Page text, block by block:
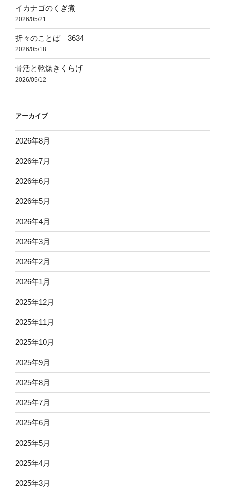
イカナゴのくぎ煮
2026/05/21
折々のことば 3634
2026/05/18
骨活と乾燥きくらげ
2026/05/12
アーカイブ
2026年8月
2026年7月
2026年6月
2026年5月
2026年4月
2026年3月
2026年2月
2026年1月
2025年12月
2025年11月
2025年10月
2025年9月
2025年8月
2025年7月
2025年6月
2025年5月
2025年4月
2025年3月